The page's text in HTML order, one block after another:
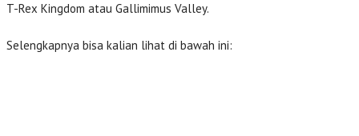
T-Rex Kingdom atau Gallimimus Valley.
Selengkapnya bisa kalian lihat di bawah ini: